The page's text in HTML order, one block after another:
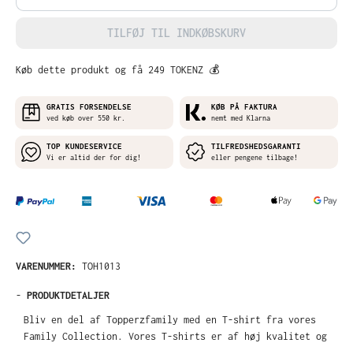
TILFØJ TIL INDKØBSKURV
Køb dette produkt og få 249 TOKENZ 💰
GRATIS FORSENDELSE
ved køb over 550 kr.
KØB PÅ FAKTURA
nemt med Klarna
TOP KUNDESERVICE
Vi er altid der for dig!
TILFREDSHEDSGARANTI
eller pengene tilbage!
VARENUMMER: TOH1013
- PRODUKTDETALJER
Bliv en del af Topperzfamily med en T-shirt fra vores
Family Collection. Vores T-shirts er af høj kvalitet og